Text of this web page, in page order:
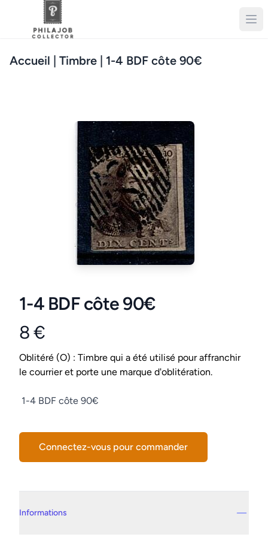
Accueil | Timbre | 1-4 BDF côte 90€
1-4 BDF côte 90€
Product information
8 €
Conditions
Oblitéré (O) : Timbre qui a été utilisé pour affranchir
le courrier et porte une marque d'oblitération.
Description
1-4 BDF côte 90€
Connectez-vous pour commander
Informations